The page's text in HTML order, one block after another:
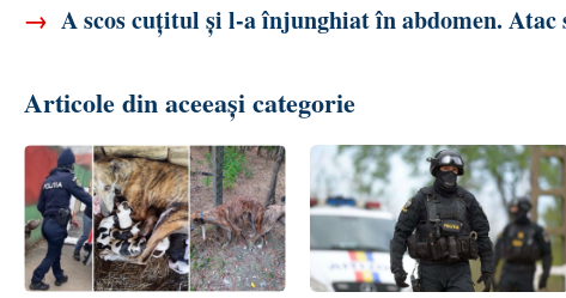
→ A scos cuțitul și l-a înjunghiat în abdomen.
Articole din aceeași categorie